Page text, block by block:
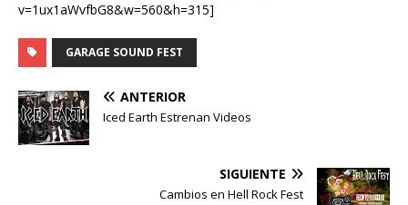
v=1ux1aWvfbG8&w=560&h=315]
GARAGE SOUND FEST
ANTERIOR
Iced Earth Estrenan Videos
SIGUIENTE
Cambios en Hell Rock Fest